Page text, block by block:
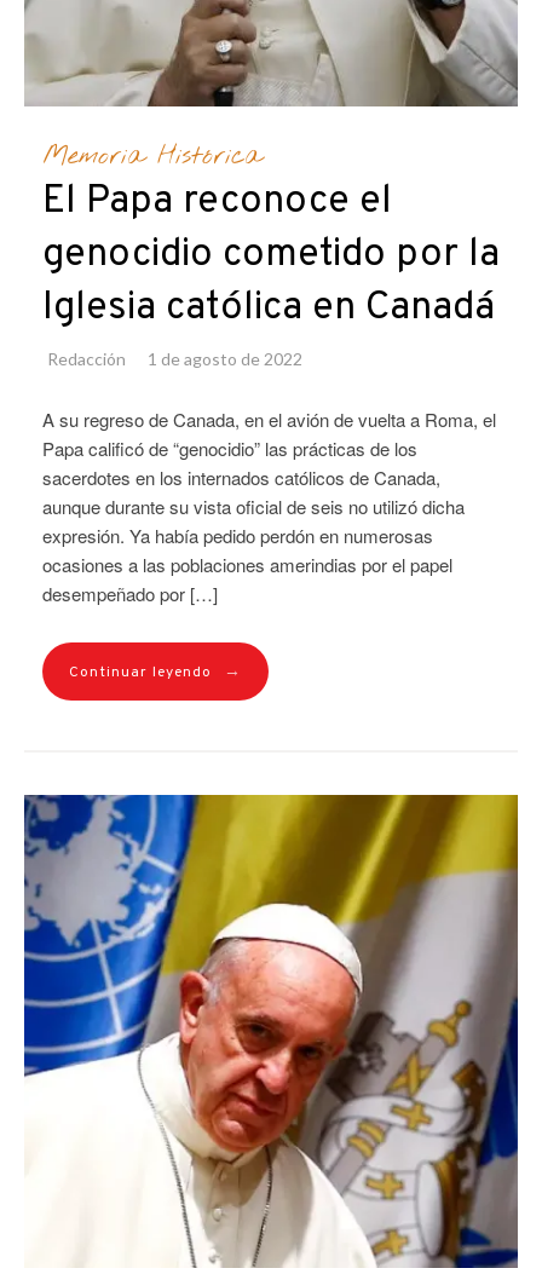
Memoria Histórica
El Papa reconoce el
genocidio cometido por la
Iglesia católica en Canadá
Redacción 1 de agosto de 2022
A su regreso de Canada, en el avión de vuelta a Roma, el
Papa calificó de “genocidio” las prácticas de los
sacerdotes en los internados católicos de Canada,
aunque durante su vista oficial de seis no utilizó dicha
expresión. Ya había pedido perdón en numerosas
ocasiones a las poblaciones amerindias por el papel
desempeñado por […]
Continuar leyendo →